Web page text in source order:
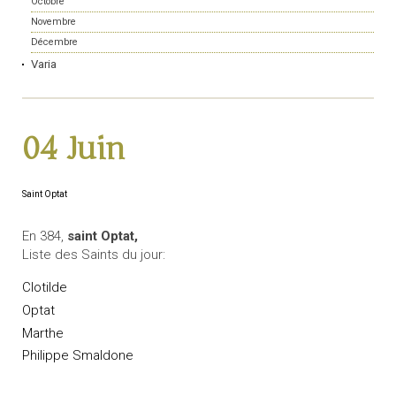
Novembre
Décembre
Varia
04 Juin
Saint Optat
En 384, saint Optat,
Liste des Saints du jour:
Clotilde
Optat
Marthe
Philippe Smaldone